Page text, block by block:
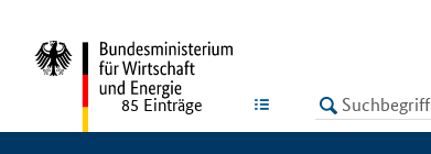
LISTE
85 Einträge